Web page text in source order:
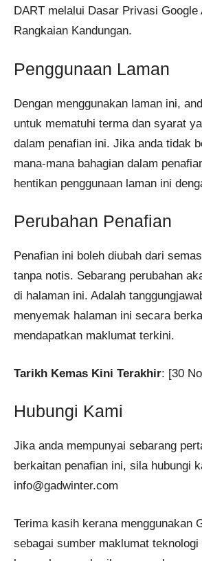
DART melalui Dasar Privasi Google
Rangkaian Kandungan.
Penggunaan Laman
Dengan menggunakan laman ini,
untuk mematuhi terma dan syarat
dalam penafian ini. Jika anda tidak
mana-mana bahagian dalam
hentikan penggunaan laman ini
Perubahan Penafian
Penafian ini boleh diubah dari
tanpa notis. Sebarang perubahan
di halaman ini. Adalah
menyemak halaman ini secara
mendapatkan maklumat terkini.
Tarikh Kemas Kini Terakhir: [30
Hubungi Kami
Jika anda mempunyai sebarang
berkaitan penafian ini, sila hubungi
info@gadwinter.com
Terima kasih kerana menggunakan
sebagai sumber maklumat teknologi